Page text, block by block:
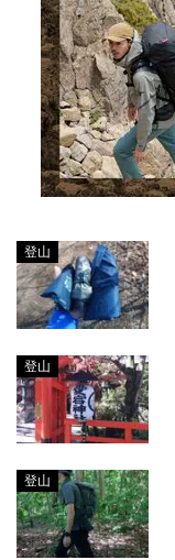
登山
登山
登山